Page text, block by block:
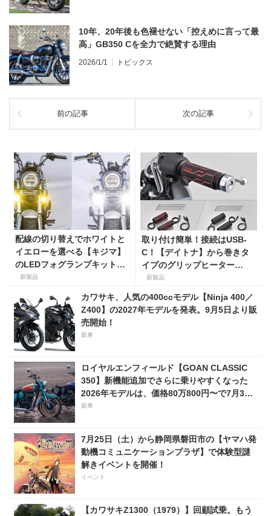
10年、20年後も色褪せない「控えめに言って最
高」GB350 Cを全力で絶賛する理由
2026/1/1 トピックス
前の記事 次の記事
配線の切り替えでホワイトと
イエローを選べる【キジマ】
のLEDフォグランプキットに
ホンダ ダックス／グロム用が
新製品
取り付け簡単！接続はUSB-
C！【デイトナ】から巻きタ
イプのグリップヒーター
「HOT GRIP WRAP HEAT」
新製品
カワサキ、人気の400ccモデル【Ninja 400／
Z400】の2027年モデルを発表。9月5日より販
売開始！
新車
ロイヤルエンフィールド【GOAN CLASSIC
350】新機能追加でさらに乗りやすくなった
2026年モデルは、価格80万800円〜で7月31
日発売！
新車
7月25日（土）から静岡県磐田市の【ヤマハ発
動機コミュニケーションプラザ】で体験型謎
解きイベントを開催！
イベント
【カワサキZ1300（1979）】回顧試乗。もう